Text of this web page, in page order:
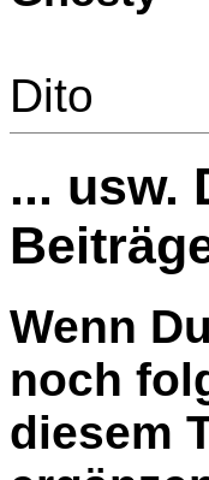
Dito
... usw.
Wenn
noch
diesem